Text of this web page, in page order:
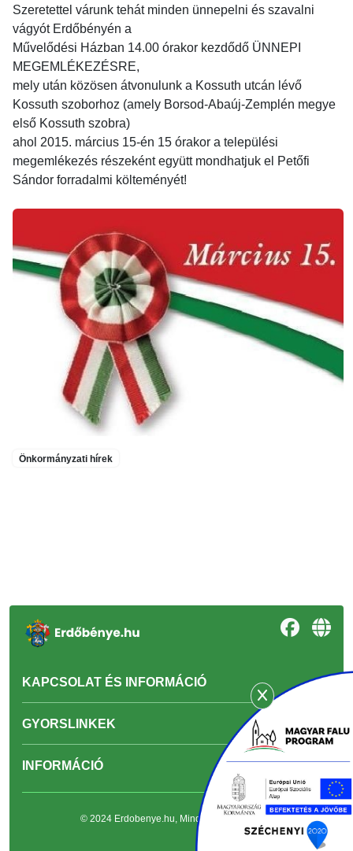
Szeretettel várunk tehát minden ünnepelni és szavalni
vágyót Erdőbényén a
Művelődési Házban 14.00 órakor kezdődő ÜNNEPI
MEGEMLÉKEZÉSRE,
mely után közösen átvonulunk a Kossuth utcán lévő
Kossuth szoborhoz (amely Borsod-Abaúj-Zemplén megye
első Kossuth szobra)
ahol 2015. március 15-én 15 órakor a települési
megemlékezés részeként együtt mondhatjuk el Petőfi
Sándor forradalmi költeményét!
Önkormányzati hírek
KAPCSOLAT ÉS INFORMÁCIÓ
GYORSLINKEK
INFORMÁCIÓ
© 2024 Erdobenye.hu, Minden jog fenntartva